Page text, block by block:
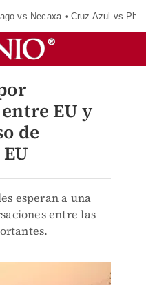
vs Necaxa Cruz Azul vs
EU y
de
esperan a una
entre las